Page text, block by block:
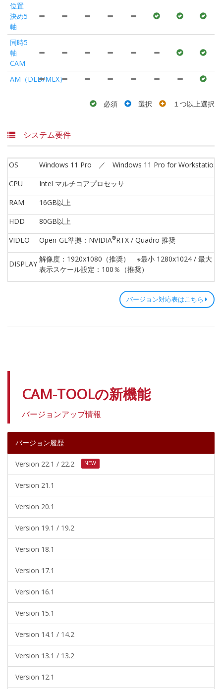
位置
決め5
軸
同時5
軸
CAM
AM（DED/MEX）
必須 選択 １つ以上選択
システム要件
OS
Windows 11 Pro ／ Windows 11 Pro for
CPU
Intel マルチコアプロセッサ
RAM
16GB以上
HDD
80GB以上
VIDEO
Open-GL準拠：NVIDIA®RTX / Quadro 推奨
DISPLAY
解像度：1920x1080（推奨） ※最小 1280x1024 / 最大
表示スケール設定：100％（推奨）
バージョン対応表はこちら
CAM-TOOLの新機能
バージョンアップ情報
バージョン履歴
Version 22.1 / 22.2 NEW
Version 21.1
Version 20.1
Version 19.1 / 19.2
Version 18.1
Version 17.1
Version 16.1
Version 15.1
Version 14.1 / 14.2
Version 13.1 / 13.2
Version 12.1